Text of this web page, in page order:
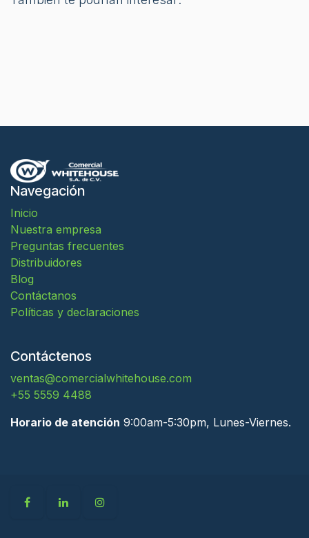
Navegación
Inicio
Nuestra empresa
Preguntas frecuentes
Distribuidores
Blog
Contáctanos
Políticas y declaraciones
Contáctenos
ventas@comercialwhitehouse.com
+55 5559 4488
Horario de atención 9:00am-5:30pm, Lunes-Viernes.